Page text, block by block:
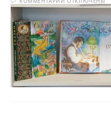
ЗАПИСИ
ТАЙНЫ
СКАЗОК
ПУШКИНА